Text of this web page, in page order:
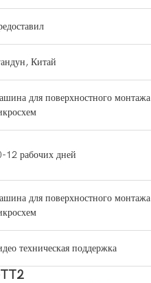
Китай
для поверхностного монтажа
12 рабочих дней
для поверхностного монтажа
техническая поддержка